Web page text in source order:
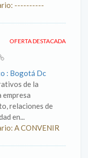
----------
OFERTA DESTACADA
: Bogotá Dc
de la
empresa
relaciones de
en...
A CONVENIR